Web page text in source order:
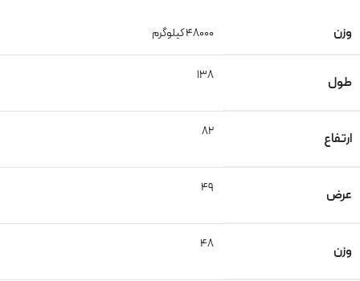
وزن 48000 کیلوگرم
طول 138
ارتفاع 82
عرض 49
وزن 48